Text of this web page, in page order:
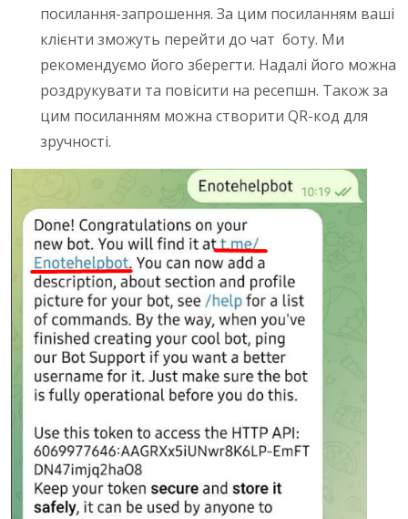
посилання-запрошення. За цим посиланням ваші
клієнти зможуть перейти до чат боту. Ми
рекомендуємо його зберегти. Надалі його можна
роздрукувати та повісити на ресепшн. Також за
цим посиланням можна створити QR-код для
зручності.